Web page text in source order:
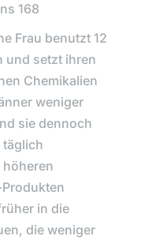
168
Frau benutzt 12
und setzt ihren
Chemikalien
weniger
sie dennoch
täglich
höheren
in die
die weniger